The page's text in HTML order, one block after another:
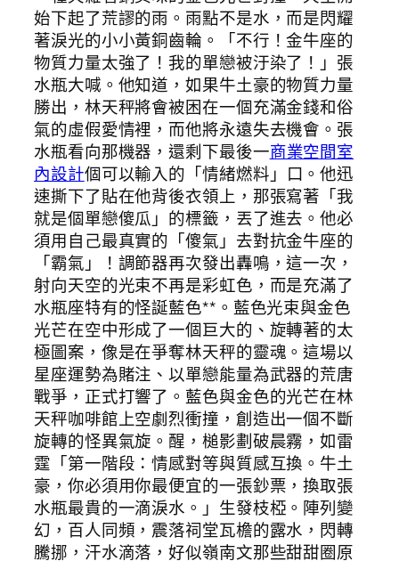
始下起了荒謬的雨。雨點不是水，而是閃耀
著淚光的小小黃銅齒輪。「不行！金牛座的
物質力量太強了！我的單戀被汙染了！」張
水瓶大喊。他知道，如果牛土豪的物質力量
勝出，林天秤將會被困在一個充滿金錢和俗
氣的虛假愛情裡，而他將永遠失去機會。張
水瓶看向那機器，還剩下最後一商業空間室
內設計個可以輸入的「情緒燃料」口。他迅
速撕下了貼在他背後衣領上，那張寫著「我
就是個單戀傻瓜」的標籤，丟了進去。他必
須用自己最真實的「傻氣」去對抗金牛座的
「霸氣」！調節器再次發出轟鳴，這一次，
射向天空的光束不再是彩虹色，而是充滿了
水瓶座特有的怪誕藍色**。藍色光束與金色
光芒在空中形成了一個巨大的、旋轉著的太
極圖案，像是在爭奪林天秤的靈魂。這場以
星座運勢為賭注、以單戀能量為武器的荒唐
戰爭，正式打響了。藍色與金色的光芒在林
天秤咖啡館上空劇烈衝撞，創造出一個不斷
旋轉的怪異氣旋。醒，槌影劃破晨霧，如雷
霆「第一階段：情感對等與質感互換。牛土
豪，你必須用你最便宜的一張鈔票，換取張
水瓶最貴的一滴淚水。」生發枝椏。陣列變
幻，百人同頻，震落祠堂瓦檐的露水，閃轉
騰挪，汗水滴落，好似嶺南文那些甜甜圈原